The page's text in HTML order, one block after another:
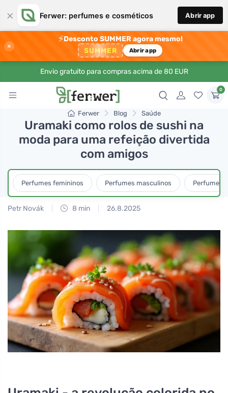
× Ferwer: perfumes e cosméticos Abrir app
×
⚡Desconto SUMMER agora mesmo!
SUMMER Abrir app
Envio gratuito para compras acima de 80 EUR
0
Ferwer Blog Saúde
Uramaki como rolos de sushi na
moda para uma refeição divertida
com amigos
Perfumes femininos Perfumes masculinos Perfumes
Petr Novák 8 min 26.8.2025